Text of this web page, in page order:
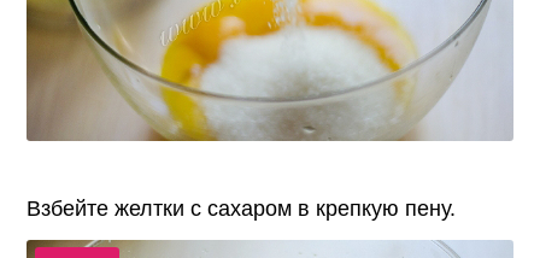
Взбейте желтки с сахаром в крепкую пену.